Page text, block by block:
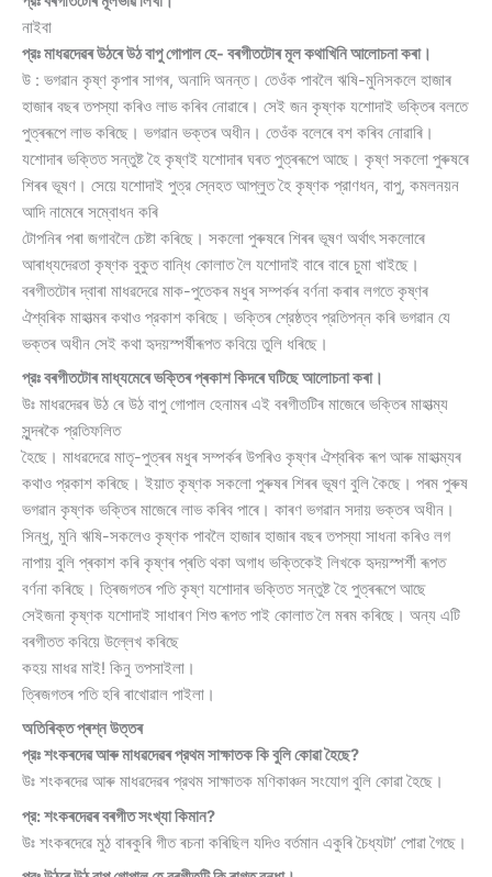
নাইবা
প্রঃ মাধৱদেৱৰ উঠৰে উঠ বাপু গােপাল হে- বৰগীতটোৰ মূল কথাখিনি আলােচনা কৰা।
উ : ভগৱান কৃষ্ণ কৃপাৰ সাগৰ, অনাদি অনন্ত। তেওঁক পাবলৈ ঋষি-মুনিসকলে হাজাৰ
হাজাৰ বছৰ তপস্যা কৰিও লাভ কৰিব নােৱাৰে। সেই জন কৃষ্ণক যশােদাই ভক্তিৰ বলতে
পুত্ৰৰূপে লাভ কৰিছে। ভগৱান ভক্তৰ অধীন। তেওঁক বলেৰে বশ কৰিব নােৱাৰি।
যশােদাৰ ভক্তিত সন্তুষ্ট হৈ কৃষ্ণই যশােদাৰ ঘৰত পুত্ৰৰূপে আছে। কৃষ্ণ সকলাে পুৰুষৰে
শিৰৰ ভূষণ। সেয়ে যশােদাই পুত্র স্নেহত আপ্লুত হৈ কৃষ্ণক প্রাণধন, বাপু, কমলনয়ন
আদি নামেৰে সম্বােধন কৰি
টোপনিৰ পৰা জগাবলৈ চেষ্টা কৰিছে। সকলাে পুৰুষৰে শিৰৰ ভূষণ অর্থাৎ সকলােৰে
আৰাধ্যদেৱতা কৃষ্ণক বুকুত বান্ধি কোলাত লৈ যশােদাই বাৰে বাৰে চুমা খাইছে।
বৰগীতটোৰ দ্বাৰা মাধৱদেৱে মাক-পুতেকৰ মধুৰ সম্পৰ্কৰ বৰ্ণনা কৰাৰ লগতে কৃষ্ণৰ
ঐশ্বৰিক মাহাত্মৰ কথাও প্রকাশ কৰিছে। ভক্তিৰ শ্রেষ্ঠত্ব প্রতিপন্ন কৰি ভগৱান যে
ভক্তৰ অধীন সেই কথা হৃদয়স্পর্ষীৰূপত কবিয়ে তুলি ধৰিছে।
প্রঃ বৰগীতটোৰ মাধ্যমেৰে ভক্তিৰ প্ৰকাশ কিদৰে ঘটিছে আলােচনা কৰা।
উঃ মাধৱদেৱৰ উঠ ৰে উঠ বাপু গােপাল হেনামৰ এই বৰগীতটিৰ মাজেৰে ভক্তিৰ মাহাত্ম্য
সুন্দৰকৈ প্রতিফলিত
হৈছে। মাধৱদেৱে মাতৃ-পুত্ৰৰ মধুৰ সম্পৰ্কৰ উপৰিও কৃষ্ণৰ ঐশ্বৰিক ৰূপ আৰু মাহাত্ম্যৰ
কথাও প্রকাশ কৰিছে। ইয়াত কৃষ্ণক সকলাে পুৰুষৰ শিৰৰ ভূষণ বুলি কৈছে। পৰম পুৰুষ
ভগৱান কৃষ্ণক ভক্তিৰ মাজেৰে লাভ কৰিব পাৰে। কাৰণ ভগৱান সদায় ভক্তৰ অধীন।
সিন্ধু, মুনি ঋষি-সকলেও কৃষ্ণক পাবলৈ হাজাৰ হাজাৰ বছৰ তপস্যা সাধনা কৰিও লগ
নাপায় বুলি প্ৰকাশ কৰি কৃষ্ণৰ প্ৰতি থকা অগাধ ভক্তিকেই লিখকে হৃদয়স্পর্শী ৰূপত
বর্ণনা কৰিছে। ত্ৰিজগতৰ পতি কৃষ্ণ যশােদাৰ ভক্তিত সন্তুষ্ট হৈ পুত্ৰৰূপে আছে
সেইজনা কৃষ্ণক যশােদাই সাধাৰণ শিশু ৰূপত পাই কোলাত লৈ মৰম কৰিছে। অন্য এটি
বৰগীতত কবিয়ে উল্লেখ কৰিছে
কহয় মাধৱ মাই! কিনু তপসাইলা।
ত্ৰিজগতৰ পতি হৰি ৰাখােৱাল পাইলা।
অতিৰিক্ত প্ৰশ্ন উত্তৰ
প্রঃ শংকৰদেৱ আৰু মাধৱদেৱৰ প্রথম সাক্ষাতক কি বুলি কোৱা হৈছে?
উঃ শংকৰদেৱ আৰু মাধৱদেৱৰ প্রথম সাক্ষাতক মণিকাঞ্চন সংযােগ বুলি কোৱা হৈছে।
প্র: শংকৰদেৱৰ বৰগীত সংখ্যা কিমান?
উঃ শংকৰদেৱে মুঠ বাৰকুৰি গীত ৰচনা কৰিছিল যদিও বর্তমান একুৰি চৈধ্যটা’ পােৱা গৈছে।